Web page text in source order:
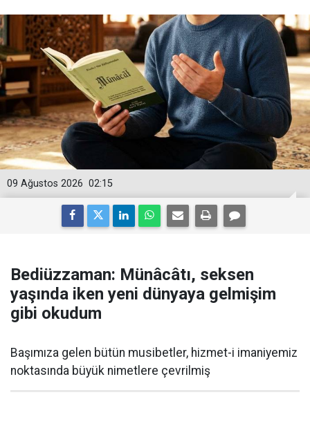
02:15
09 Ağustos 2026
Bediüzzaman: Münâcâtı, seksen
yaşında iken yeni dünyaya gelmişim
gibi okudum
Başımıza gelen bütün musibetler, hizmet-i imaniyemiz
noktasında büyük nimetlere çevrilmiş